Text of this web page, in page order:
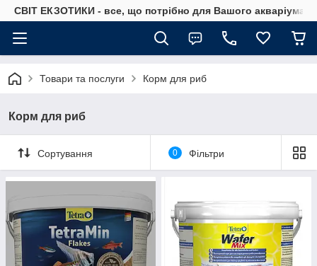
СВІТ ЕКЗОТИКИ - все, що потрібно для Вашого акваріума
Товари та послуги Корм для риб
Корм для риб
Сортування 0 Фільтри